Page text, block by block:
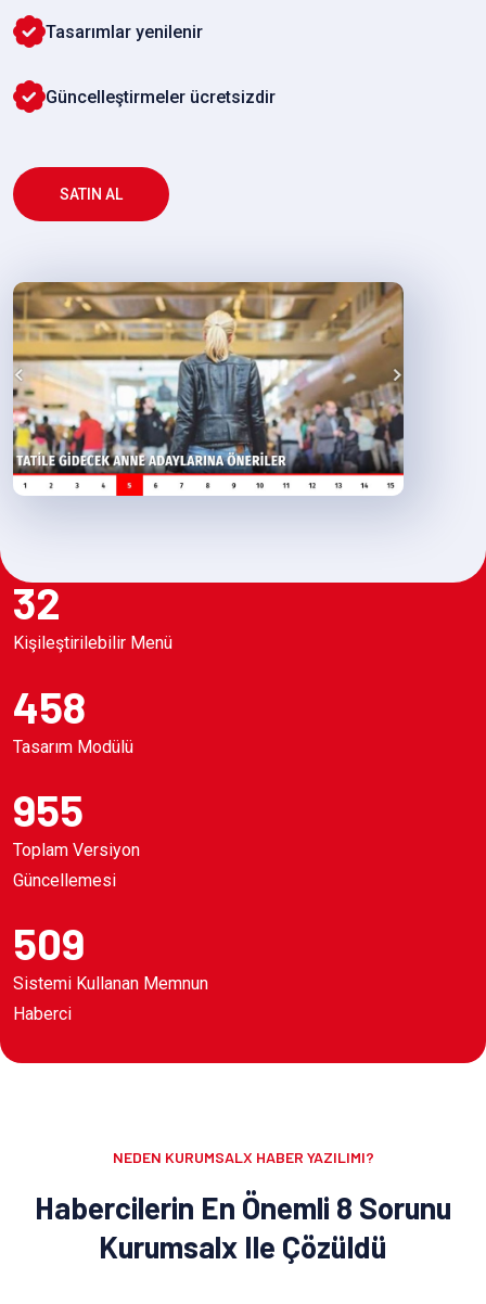
Tasarımlar yenilenir
Güncelleştirmeler ücretsizdir
SATIN AL
32
Kişileştirilebilir Menü
458
Tasarım Modülü
955
Toplam Versiyon
Güncellemesi
509
Sistemi Kullanan Memnun
Haberci
NEDEN KURUMSALX HABER YAZILIMI?
Habercilerin En Önemli 8 Sorunu
Kurumsalx Ile Çözüldü